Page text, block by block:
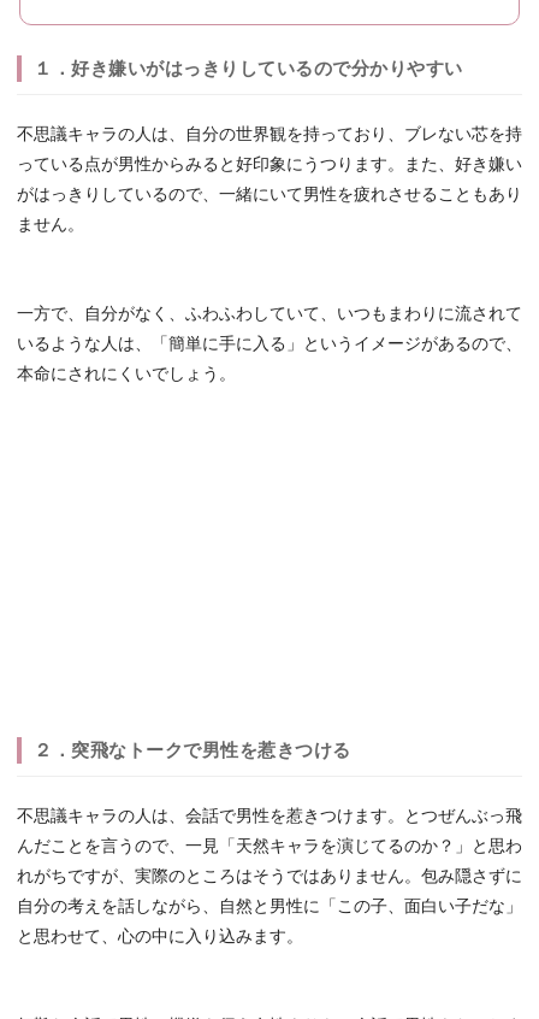
１．好き嫌いがはっきりしているので分かりやすい
不思議キャラの人は、自分の世界観を持っており、ブレない芯を持
っている点が男性からみると好印象にうつります。また、好き嫌い
がはっきりしているので、一緒にいて男性を疲れさせることもあり
ません。
一方で、自分がなく、ふわふわしていて、いつもまわりに流されて
いるような人は、「簡単に手に入る」というイメージがあるので、
本命にされにくいでしょう。
２．突飛なトークで男性を惹きつける
不思議キャラの人は、会話で男性を惹きつけます。とつぜんぶっ飛
んだことを言うので、一見「天然キャラを演じてるのか？」と思わ
れがちですが、実際のところはそうではありません。包み隠さずに
自分の考えを話しながら、自然と男性に「この子、面白い子だな」
と思わせて、心の中に入り込みます。